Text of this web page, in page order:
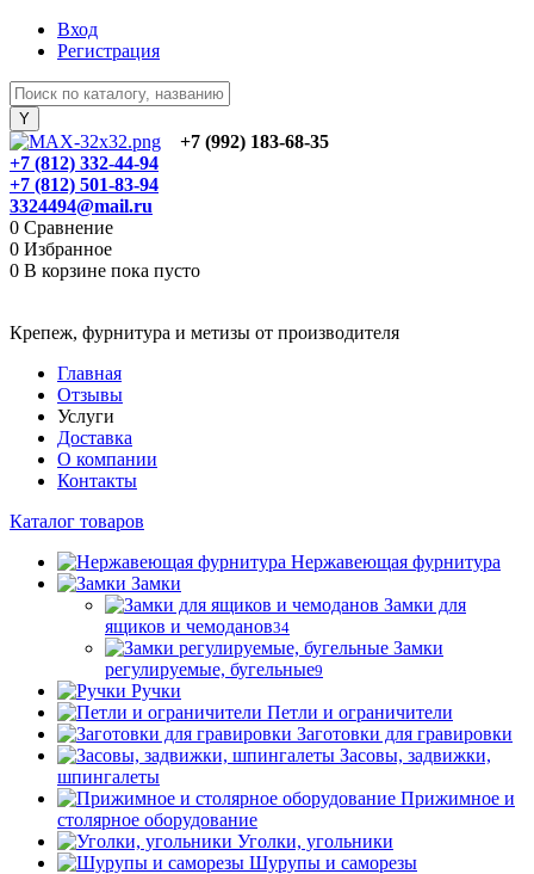
Вход
Регистрация
+7 (992) 183-68-35
+7 (812) 332-44-94
+7 (812) 501-83-94
3324494@mail.ru
0 Сравнение
0 Избранное
0 В корзине пока пусто
Крепеж, фурнитура и метизы от производителя
Главная
Отзывы
Услуги
Доставка
О компании
Контакты
Каталог товаров
Нержавеющая фурнитура
Замки
Замки для
ящиков и чемоданов34
Замки
регулируемые, бугельные9
Ручки
Петли и ограничители
Заготовки для гравировки
Засовы, задвижки,
шпингалеты
Прижимное и
столярное оборудование
Уголки, угольники
Шурупы и саморезы